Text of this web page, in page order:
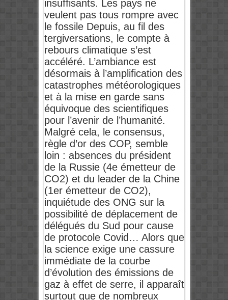
insuffisants. Les pays ne
veulent pas tous rompre avec
le fossile Depuis, au fil des
tergiversations, le compte à
rebours climatique s’est
accéléré. L’ambiance est
désormais à l’amplification des
catastrophes météorologiques
et à la mise en garde sans
équivoque des scientifiques
pour l’avenir de l’humanité.
Malgré cela, le consensus,
règle d’or des COP, semble
loin : absences du président
de la Russie (4e émetteur de
CO2) et du leader de la Chine
(1er émetteur de CO2),
inquiétude des ONG sur la
possibilité de déplacement de
délégués du Sud pour cause
de protocole Covid… Alors que
la science exige une cassure
immédiate de la courbe
d’évolution des émissions de
gaz à effet de serre, il apparaît
surtout que de nombreux